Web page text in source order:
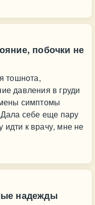
побочки не
тошнота,
давления в груди
симптомы
себе еще пару
идти к врачу, мне не
надежды